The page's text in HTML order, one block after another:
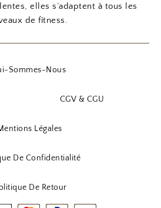
elles s’adaptent à tous les
de fitness.
Sommes-Nous
CGV & CGU
Légales
De Confidentialité
De Retour